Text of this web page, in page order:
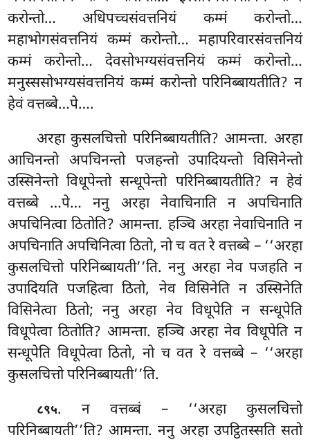
करोन्तो… अधिपच्चसंवत्तनियं कम्मं करोन्तो…
महाभोगसंवत्तनियं कम्मं करोन्तो… महापरिवारसंवत्तनियं
कम्मं करोन्तो… देवसोभग्यसंवत्तनियं कम्मं करोन्तो…
मनुस्ससोभग्यसंवत्तनियं कम्मं करोन्तो परिनिब्बायतीति? न
हेवं वत्तब्बे…पे….
अरहा कुसलचित्तो परिनिब्बायतीति? आमन्ता. अरहा
आचिनन्तो अपचिनन्तो पजहन्तो उपादियन्तो विसिनेन्तो
उस्सिनेन्तो विधूपेन्तो सन्धूपेन्तो परिनिब्बायतीति? न हेवं
वत्तब्बे …पे… ननु अरहा नेवाचिनाति न अपचिनाति
अपचिनित्वा ठितोति? आमन्ता. हञ्चि अरहा नेवाचिनाति न
अपचिनाति अपचिनित्वा ठितो, नो च वत रे वत्तब्बे – ‘‘अरहा
कुसलचित्तो परिनिब्बायती’’ति. ननु अरहा नेव पजहति न
उपादियति पजहित्वा ठितो, नेव विसिनेति न उस्सिनेति
विसिनेत्वा ठितो; ननु अरहा नेव विधूपेति न सन्धूपेति
विधूपेत्वा ठितोति? आमन्ता. हञ्चि अरहा नेव विधूपेति न
सन्धूपेति विधूपेत्वा ठितो, नो च वत रे वत्तब्बे – ‘‘अरहा
कुसलचित्तो परिनिब्बायती’’ति.
८९५. न वत्तब्बं – ‘‘अरहा कुसलचित्तो
परिनिब्बायती’’ति? आमन्ता. ननु अरहा उपट्ठितस्सति सतो